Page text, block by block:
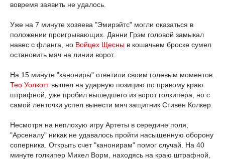
вовремя заявить не удалось.
Уже на 7 минуте хозяева "Эмирэйтс" могли оказаться в
положении проигрывающих. Данни Грэм головой замыкал
навес с фланга, но Войцех Щесны в кошачьем броске сумел
остановить мяч на линии ворот.
На 15 минуте "канониры" ответили своим голевым моментов.
Тео Уолкоттвышел на ударную позицию по правому краю
штрафной, уже пробил вышедшего из ворот голкипера, но с
самой ленточки успел вынести мяч защитник Стивен Колкер.
Несмотря на неплохую игру Артеты в середине поля,
"Арсеналу" никак не удавалось пройти насыщенную оборону
соперника. Открыть счет "канонирам" помог случай. На 40
минуте голкипер Михел Ворм, находясь на краю штрафной,